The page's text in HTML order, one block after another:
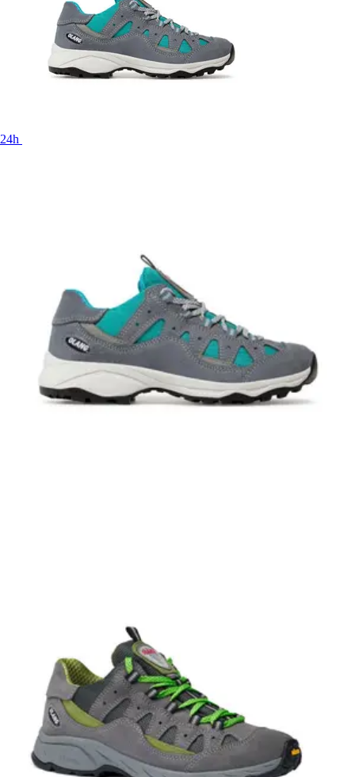
24h